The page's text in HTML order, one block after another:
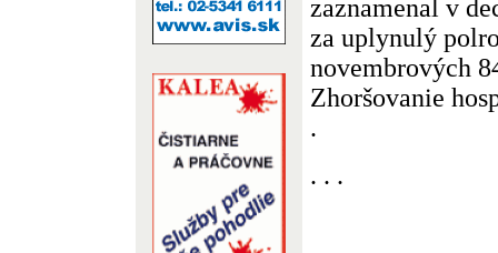
zaznamenal v
za uplynulý
novembrových
Zhoršovanie
.
. . .